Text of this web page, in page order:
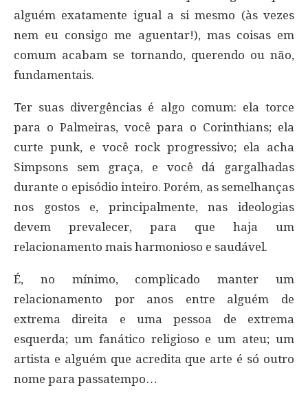
alguém exatamente igual a si mesmo (às vezes
nem eu consigo me aguentar!), mas coisas em
comum acabam se tornando, querendo ou não,
fundamentais.
Ter suas divergências é algo comum: ela torce
para o Palmeiras, você para o Corinthians; ela
curte punk, e você rock progressivo; ela acha
Simpsons sem graça, e você dá gargalhadas
durante o episódio inteiro. Porém, as semelhanças
nos gostos e, principalmente, nas ideologias
devem prevalecer, para que haja um
relacionamento mais harmonioso e saudável.
É, no mínimo, complicado manter um
relacionamento por anos entre alguém de
extrema direita e uma pessoa de extrema
esquerda; um fanático religioso e um ateu; um
artista e alguém que acredita que arte é só outro
nome para passatempo…